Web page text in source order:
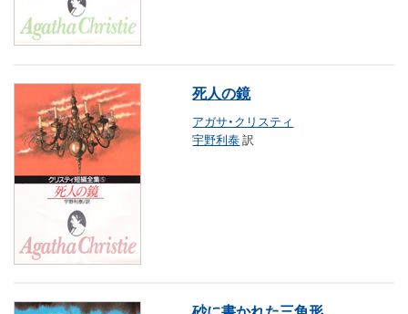
死人の鏡
アガサ・クリスティ
宇野利泰訳